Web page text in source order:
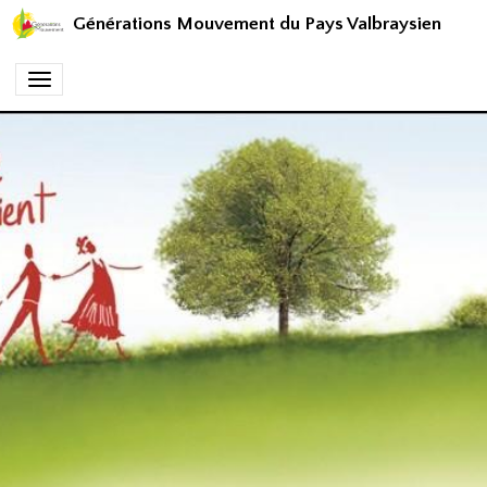
Générations Mouvement du Pays Valbraysien